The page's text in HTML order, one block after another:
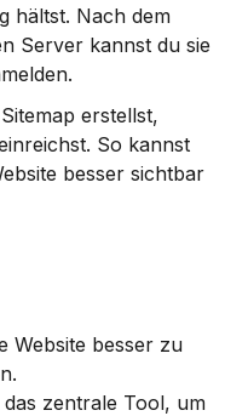
hältst. Nach dem
Server kannst du sie
erstellst,
So kannst
besser sichtbar
Website besser zu
zentrale Tool, um